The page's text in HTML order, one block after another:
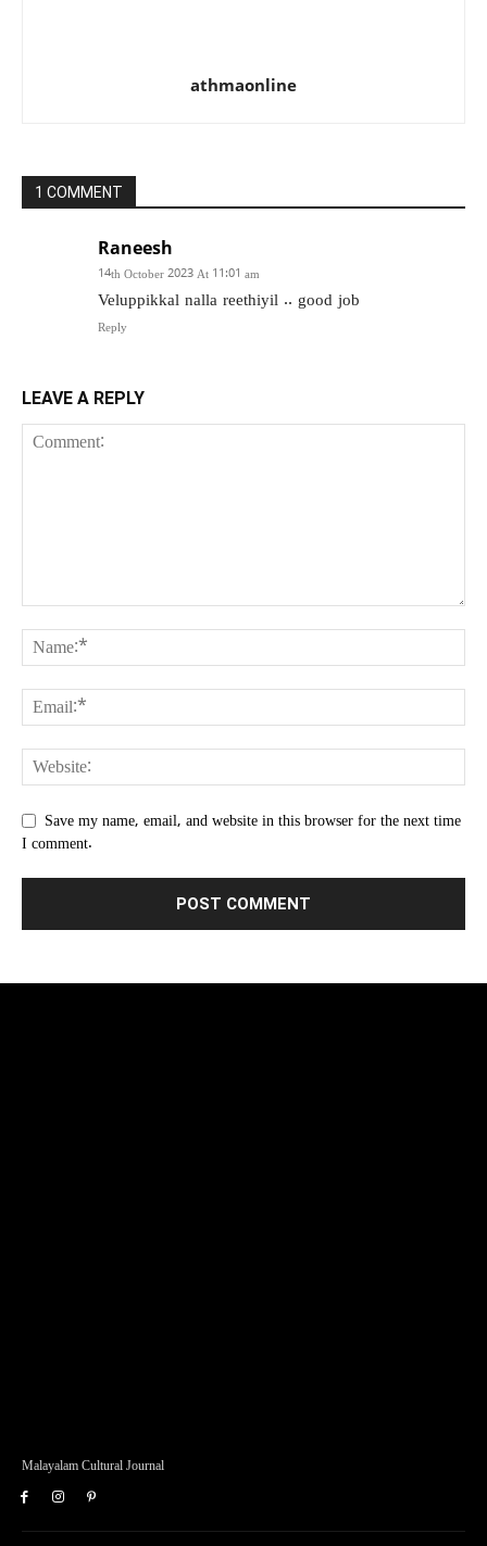
athmaonline
1 COMMENT
Raneesh
14th October 2023 At 11:01 am
Veluppikkal nalla reethiyil .. good job
Reply
LEAVE A REPLY
Save my name, email, and website in this browser for the next time
I comment.
Malayalam Cultural Journal